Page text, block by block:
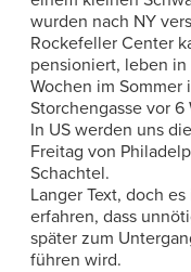
wurden nach NY
Rockefeller Center
pensioniert, leben
Wochen im
Storchengasse vor
In US werden uns
Freitag von
Schachtel.
Langer Text, doch
erfahren, dass
später zum
führen wird.